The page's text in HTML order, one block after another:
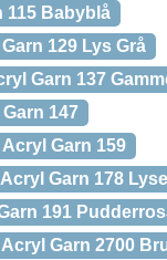
115 Babyblå
129 Lys Grå
Garn 137
147
Garn 159
Garn 178
191
Garn 2700